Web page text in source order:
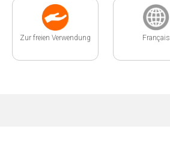
Zur freien Verwendung Français